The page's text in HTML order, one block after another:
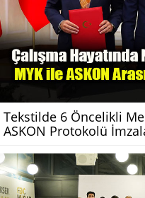
Tekstilde 6 Öncelikli
ASKON Protokolü